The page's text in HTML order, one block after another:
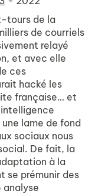
tours de la
de courriels
relayé
et avec elle
ces
hacké les
française… et
lame de fond
sociaux nous
De fait, la
à la
se prémunir des
analyse